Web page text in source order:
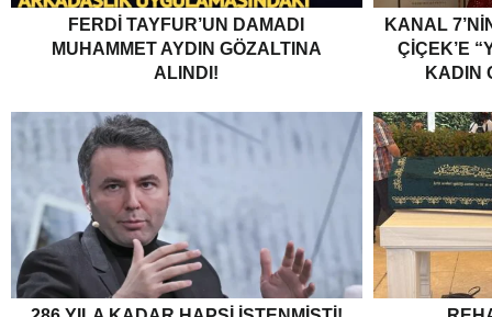
FERDI TAYFUR’UN DAMADI
MUHAMMET AYDIN GÖZALTINA
ALINDI!
KANAL
ÇİÇEK’E
KADIN